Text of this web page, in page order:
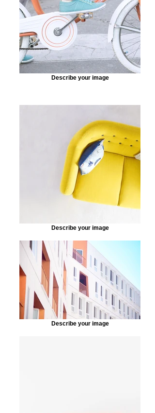
Describe your image
Describe your image
Describe your image